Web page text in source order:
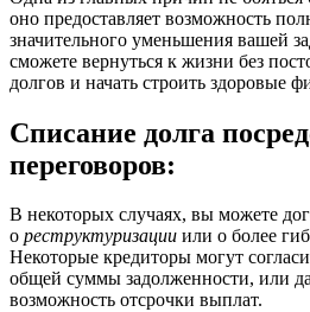
оно предоставляет возможность
значительного уменьшения вашей
сможете вернуться к жизни без
долгов и начать строить здоровые
Списание долга
переговоров:
В некоторых случаях, вы можете
о реструктуризации или о более
Некоторые кредиторы могут
общей суммы задолженности, или
возможность отсрочки выплат.